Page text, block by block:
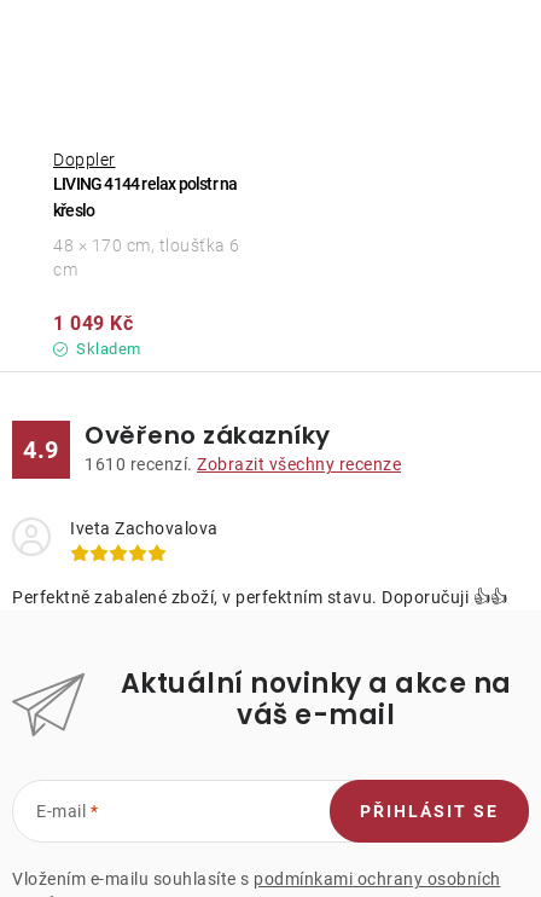
LIVING 4144 relax polstr na
křeslo
Doppler
Skladem
1 049 Kč
48 × 170 cm, tloušťka 6
cm
4.9 Ověřeno zákazníky
1610 recenzí. Zobrazit všechny recenze
Iveta Zachovalova
Perfektně zabalené zboží, v perfektním stavu. Doporučuji 👍👍
Aktuální novinky a akce na
váš e-mail
E-mail
Vložením e-mailu souhlasíte s podmínkami ochrany osobních
PŘIHLÁSIT SE